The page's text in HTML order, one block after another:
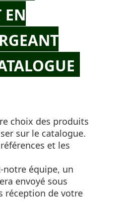
EN
choix des produits
sur le catalogue.
et les
notre équipe, un
envoyé sous
réception de votre